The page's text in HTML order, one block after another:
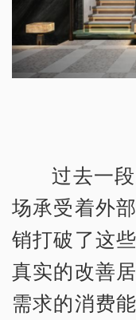
过去一
场承受着外
销打破了这
真实的改善
需求的消费